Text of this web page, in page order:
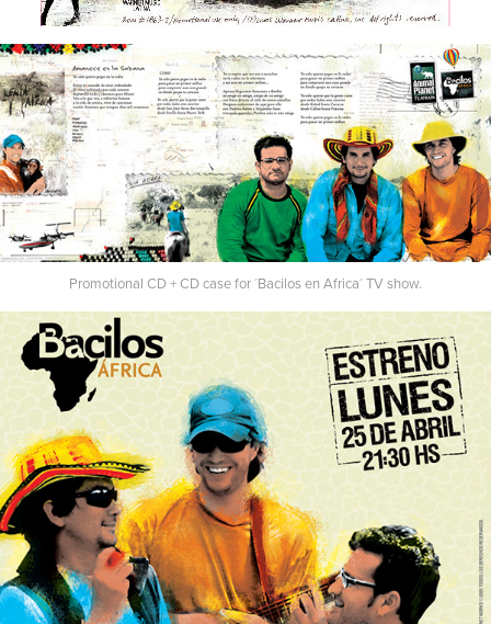
Promotional CD + CD case for ´Bacilos en Africa´ TV show.